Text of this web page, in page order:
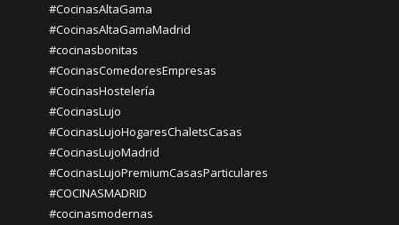
#CocinasAltaGama
#CocinasAltaGamaMadrid
#cocinasbonitas
#CocinasComedoresEmpresas
#CocinasHostelería
#CocinasLujo
#CocinasLujoHogaresChaletsCasas
#CocinasLujoMadrid
#CocinasLujoPremiumCasasParticulares
#COCINASMADRID
#cocinasmodernas